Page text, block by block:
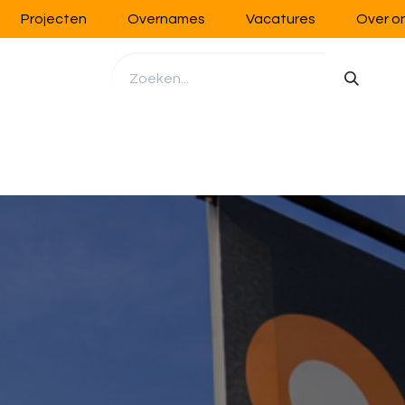
Projecten Overnames Vacatures Over